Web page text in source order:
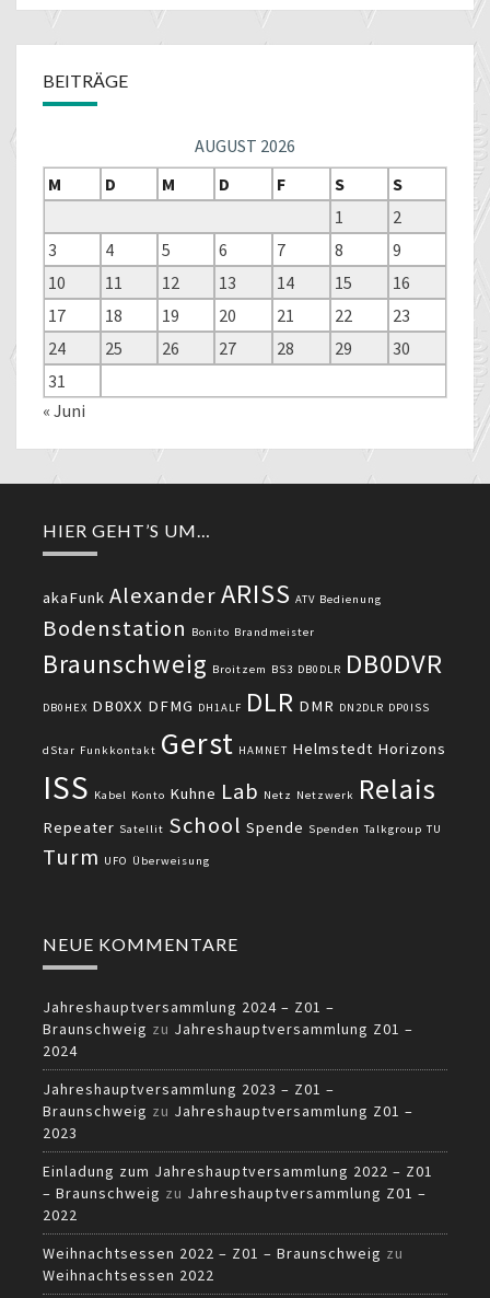
BEITRÄGE
AUGUST 2026
M
D M D F S
S
1
2
3
4 5 6 7 8
9
10
11 12 13 14 15
16
17
18 19 20 21 22
23
24
25 26 27 28 29
30
31
« Juni
HIER GEHT’S UM…
akaFunk AlexanderARISS ATV Bedienung
Bodenstation Bonito Brandmeister
Braunschweig Broitzem BS3 DB0DLR DB0DVR
DB0HEX DB0XX DFMG DH1ALF DLR DMR DN2DLR DP0ISS
dStar Funkkontakt Gerst HAMNET Helmstedt Horizons
ISS Kabel Konto Kuhne Lab Netz Netzwerk Relais
Repeater Satellit School Spende Spenden Talkgroup TU
Turm UFO Überweisung
NEUE KOMMENTARE
Jahreshauptversammlung 2024 – Z01 –
Braunschweig zu Jahreshauptversammlung Z01 –
2024
Jahreshauptversammlung 2023 – Z01 –
Braunschweig zu Jahreshauptversammlung Z01 –
2023
Einladung zum Jahreshauptversammlung 2022 – Z01
– Braunschweig zu Jahreshauptversammlung Z01 –
2022
Weihnachtsessen 2022 – Z01 – Braunschweig zu
Weihnachtsessen 2022